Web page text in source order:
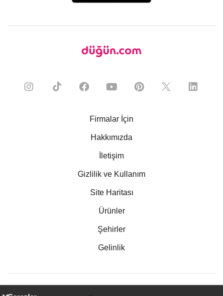
Firmalar İçin
Hakkımızda
İletişim
Gizlilik ve Kullanım
Site Haritası
Ürünler
Şehirler
Gelinlik